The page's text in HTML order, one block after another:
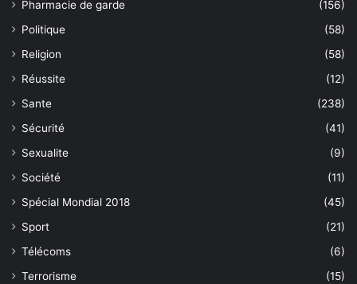
Pharmacie de garde
(156)
Politique
(58)
Religion
(58)
Réussite
(12)
Sante
(238)
Sécurité
(41)
Sexualite
(9)
Société
(11)
Spécial Mondial 2018
(45)
Sport
(21)
Télécoms
(6)
Terrorisme
(15)